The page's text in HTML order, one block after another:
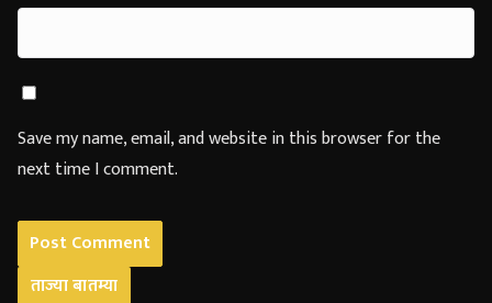
Save my name, email, and website in this browser for the
next time I comment.
ताज्या बातम्या